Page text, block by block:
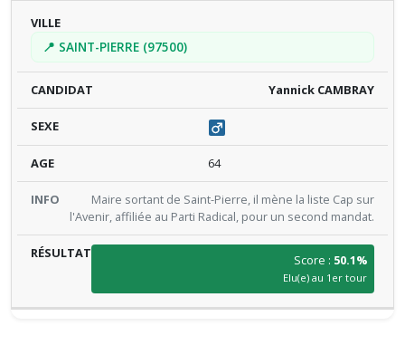
📍 SAINT-PIERRE (97500)
Yannick CAMBRAY
64
Maire sortant de Saint-Pierre, il mène la liste Cap sur
l'Avenir, affiliée au Parti Radical, pour un second mandat.
Score : 50.1%
Elu(e) au 1er tour